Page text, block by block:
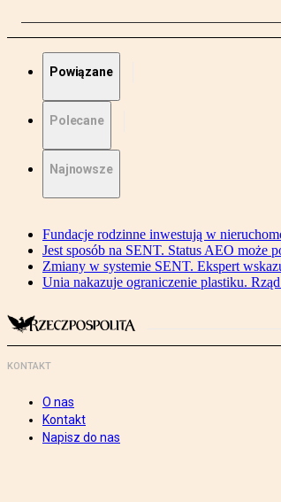
Powiązane
Polecane
Najnowsze
Fundacje rodzinne inwestują w
Jest sposób na SENT. Status AEO może
Zmiany w systemie SENT. Ekspert
Unia nakazuje ograniczenie plastiku.
KONTAKT
O nas
Kontakt
Napisz do nas